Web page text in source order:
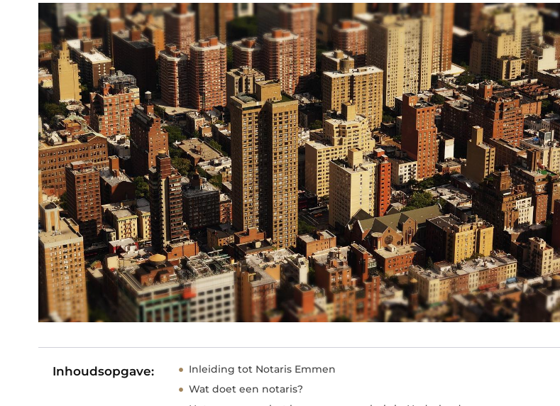
Inhoudsopgave:
Inleiding tot Notaris Emmen
Wat doet een notaris?